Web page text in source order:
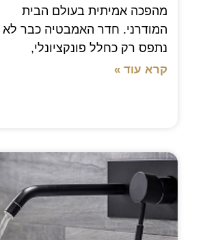
מהפכה אמיתית בעולם הבית
המודרני. חדר האמבטיה כבר לא
נתפס רק כחלל פונקציונלי,
קרא עוד »